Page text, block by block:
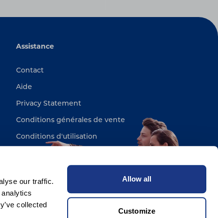
our traffic.
collected
Allow all
Customize
Assistance
Contact
Aide
Privacy Statement
Conditions générales de vente
Conditions d'utilisation